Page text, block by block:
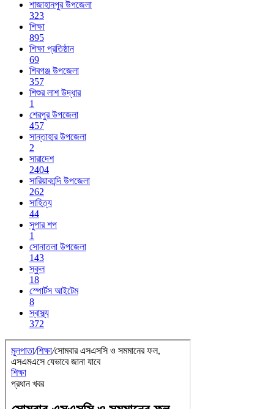
শাজাহানপুর উপজেলা
323
শিক্ষা
895
শিক্ষা প্রতিষ্ঠান
69
শিবগঞ্জ উপজেলা
357
শিশুর লাশ উদ্ধার
1
শেরপুর উপজেলা
457
সান্তাহার উপজেলা
2
সারাদেশ
2404
সারিয়াকান্দি উপজেলা
262
সাহিত্য
44
সুপার শপ
1
সোনাতলা উপজেলা
143
স্কুল
18
স্পোর্টস আইটেম
8
স্বাস্থ্য
372